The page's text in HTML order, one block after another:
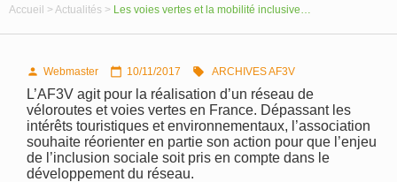
Accueil > Actualités > Les voies vertes et la mobilité inclusive…
 Webmaster  10/11/2017  ARCHIVES AF3V
L’AF3V agit pour la réalisation d’un réseau de
véloroutes et voies vertes en France. Dépassant les
intérêts touristiques et environnementaux, l’association
souhaite réorienter en partie son action pour que l’enjeu
de l’inclusion sociale soit pris en compte dans le
développement du réseau.